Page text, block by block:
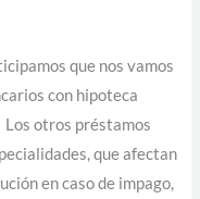
que nos vamos
con hipoteca
otros préstamos
que afectan
en caso de impago,